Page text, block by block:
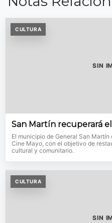
CULTURA
SIN
San Martín recuperará
El municipio de General San
Cine Mayo, con el objetivo de
cultural y comunitario.
CULTURA
SIN